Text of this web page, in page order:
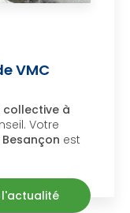
VMC
collective à
Votre
est
l'actualité